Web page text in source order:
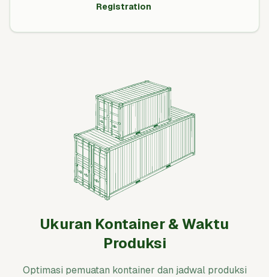
Registration
Ukuran Kontainer & Waktu
Produksi
Optimasi pemuatan kontainer dan jadwal produksi